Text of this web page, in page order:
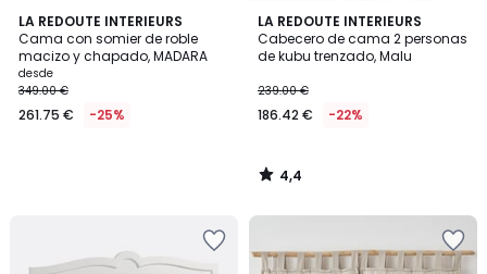
LA REDOUTE INTERIEURS
Cama con somier de roble
macizo y chapado, MADARA
desde
349.00 €
261.75 € -25%
LA REDOUTE INTERIEURS
Cabecero de cama 2 personas
de kubu trenzado, Malu
239.00 €
186.42 € -22%
4,4
/ 5
4,4
/